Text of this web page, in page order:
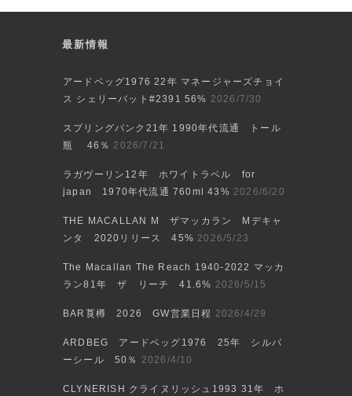
最新情報
アードベッグ1976 22年 マネージャーズチョイ
ス シェリーバット#2391 56% 2026/7/30
スプリングバンク21年 1990年代流通 トール
瓶 46％ 2026/7/21
ラガヴーリン12年 ホワイトラベル for
japan 1970年代流通 760ml 43% 2026/6/20
THE MACALLAN M ザマッカラン Mデキャ
ンタ 2020リリース 45% 2026/5/23
The Macallan The Reach 1940-2022 マッカ
ラン81年 ザ リーチ 41.6% 2026/5/15
BAR莨樽 2026 GW営業日程 2026/4/29
ARDBEG アードベッグ1976 25年 シルバ
ーシール 50％ 2026/4/10
CLYNERISH クライヌリッシュ1993 31年 ホ